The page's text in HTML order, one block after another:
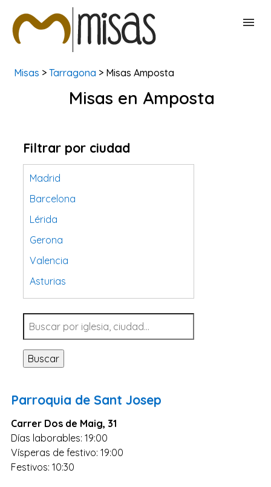
BUSCAR MISAS
Misas > Tarragona > Misas Amposta
Misas en Amposta
Filtrar por ciudad
Madrid
Barcelona
Lérida
Gerona
Valencia
Asturias
Tarragona
Navarra
Valladolid
Sevilla
Santa Cruz de Tenerife
Cantabria
Islas Baleares
Las Palmas
Buscar
Parroquia de Sant Josep
Carrer Dos de Maig, 31
Días laborables: 19:00
Vísperas de festivo: 19:00
Festivos: 10:30